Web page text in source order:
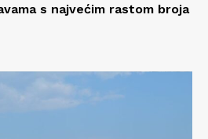
s najvećim rastom broja